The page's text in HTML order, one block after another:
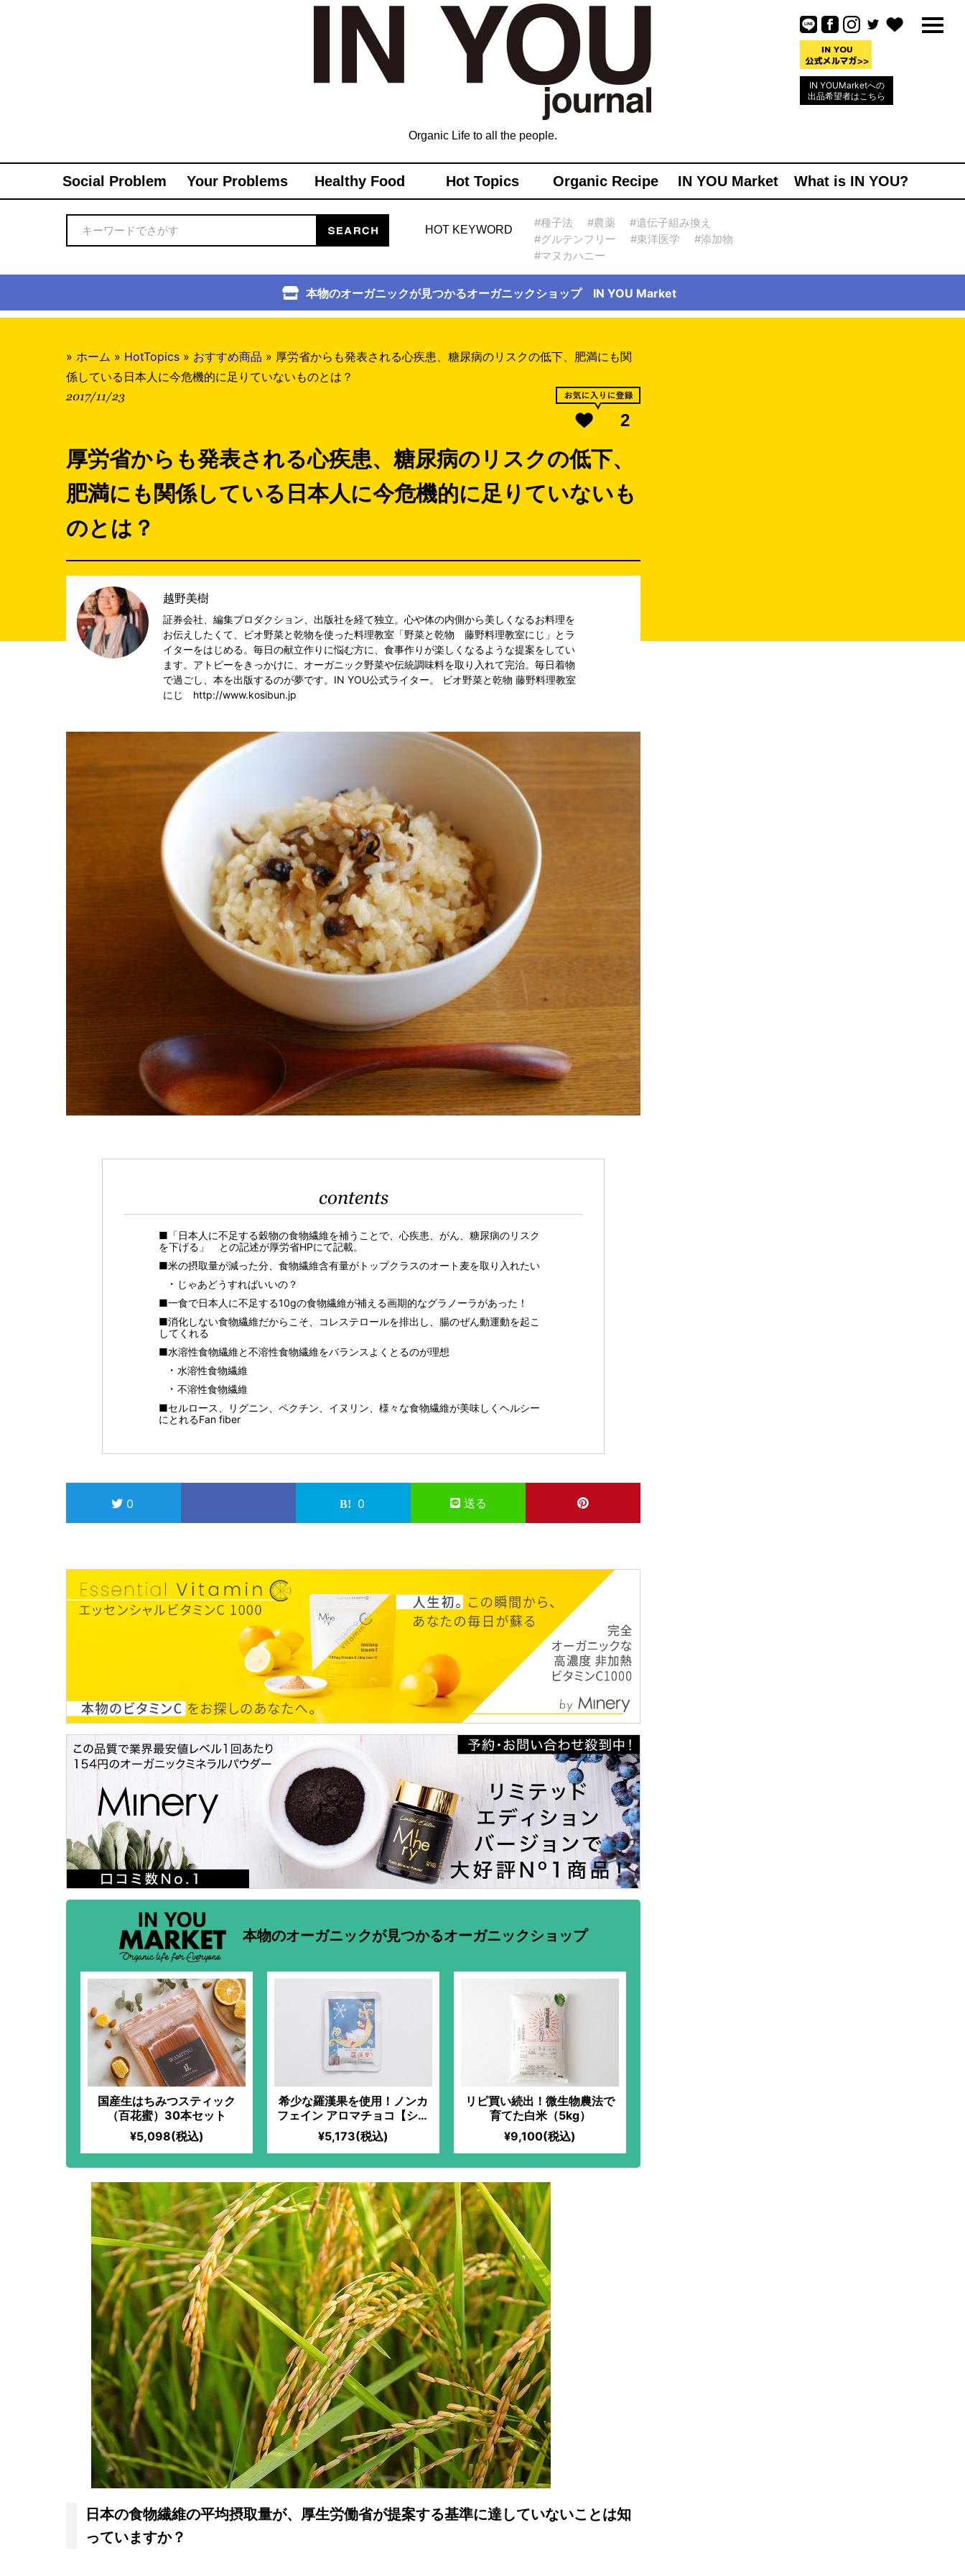
IN YOUMarketへの
出品希望者はこちら
Organic Life to all the people.
Social Problem Your Problems Healthy Food Hot Topics Organic Recipe IN YOU Market What is IN YOU?
HOT KEYWORD
#種子法 #農薬
#遺伝子組み換え
#グルテンフリー
#東洋医学
#添加物
#マヌカハニー
本物のオーガニックが見つかるオーガニックショップ IN YOU Market
» ホーム » HotTopics » おすすめ商品 » 厚労省からも発表される心疾患、糖尿病のリスクの低下、肥満にも関
係している日本人に今危機的に足りていないものとは？
2017/11/23
2
厚労省からも発表される心疾患、糖尿病のリスクの低下、
肥満にも関係している日本人に今危機的に足りていないも
のとは？
越野美樹
証券会社、編集プロダクション、出版社を経て独立。心や体の内側から美しくなるお料理を
お伝えしたくて、ビオ野菜と乾物を使った料理教室「野菜と乾物 藤野料理教室にじ」とラ
イターをはじめる。毎日の献立作りに悩む方に、食事作りが楽しくなるような提案をしてい
ます。アトピーをきっかけに、オーガニック野菜や伝統調味料を取り入れて完治。毎日着物
で過ごし、本を出版するのが夢です。IN YOU公式ライター。 ビオ野菜と乾物 藤野料理教室
にじ http://www.kosibun.jp
contents
■「日本人に不足する穀物の食物繊維を補うことで、心疾患、がん、糖尿病のリスク
を下げる」 との記述が厚労省HPにて記載。
■米の摂取量が減った分、食物繊維含有量がトップクラスのオート麦を取り入れたい
じゃあどうすればいいの？
■一食で日本人に不足する10gの食物繊維が補える画期的なグラノーラがあった！
■消化しない食物繊維だからこそ、コレステロールを排出し、腸のぜん動運動を起こ
してくれる
■水溶性食物繊維と不溶性食物繊維をバランスよくとるのが理想
水溶性食物繊維
不溶性食物繊維
■セルロース、リグニン、ペクチン、イヌリン、様々な食物繊維が美味しくヘルシー
にとれるFan fiber
0 0 送る
本物のオーガニックが見つかるオーガニックショップ
国産生はちみつスティック
（百花蜜）30本セット
¥5,098(税込)
希少な羅漢果を使用！ノンカ
フェイン アロマチョコ【シト
ラス】
¥5,173(税込)
リピ買い続出！微生物農法で
育てた白米（5kg）
¥9,100(税込)
日本の食物繊維の平均摂取量が、厚生労働省が提案する基準に達していないことは知
っていますか？